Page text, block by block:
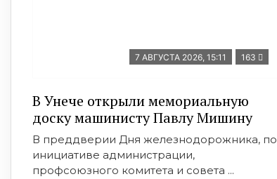
7 АВГУСТА 2026, 15:11 163
В Унече открыли мемориальную
доску машинисту Павлу Мишину
В преддверии Дня железнодорожника, по
инициативе администрации,
профсоюзного комитета и совета ...